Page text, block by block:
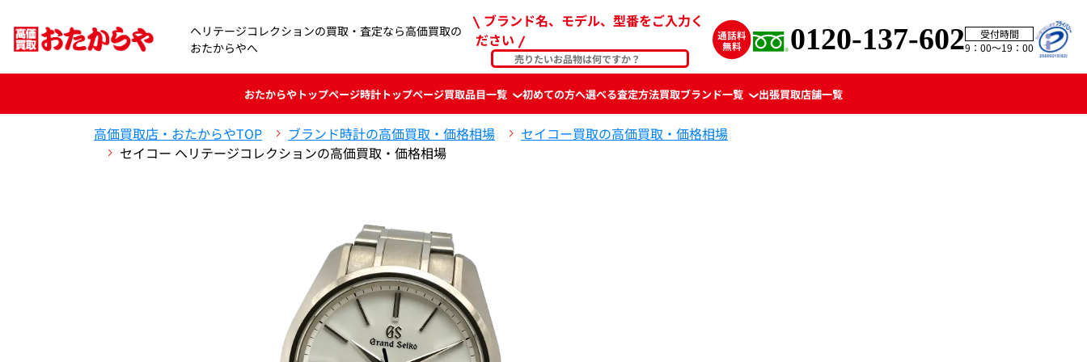
ヘリテージコレクションの買取・査定なら高価買取の
おたからやへ
ブランド名、モデル、型番をご入力く
ださい
0120-137-602
受付時間
9：00〜19：00
おたからやトップページ時計トップページ買取品目一覧 初めての方へ選べる査定方法買取ブランド一覧 出張買取店舗一覧
高価買取店・おたからやTOP ブランド時計の高価買取・価格相場
セイコー買取の高価買取・価格相場
セイコー ヘリテージコレクションの高価買取・価格相場